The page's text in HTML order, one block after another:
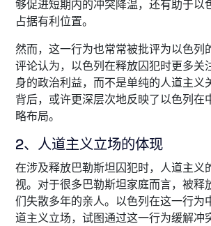
够促进短期内的冲突降温，还有助于以
占据有利位置。
然而，这一行为也常常被批评为以色列
评论认为，以色列在释放囚犯时更多关
身的政治利益，而不是单纯的人道主义
背后，或许更深层次地反映了以色列在
略布局。
2、人道主义立场的体现
在涉及释放巴勒斯坦囚犯时，人道主义
视。对于很多巴勒斯坦家庭而言，被释
们失散多年的亲人。以色列在这一行为
道主义立场，试图通过这一行为缓解冲